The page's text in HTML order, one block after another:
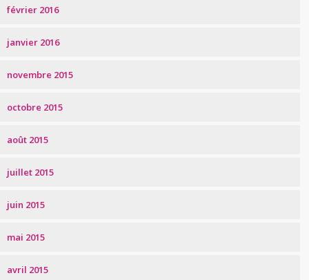
février 2016
janvier 2016
novembre 2015
octobre 2015
août 2015
juillet 2015
juin 2015
mai 2015
avril 2015